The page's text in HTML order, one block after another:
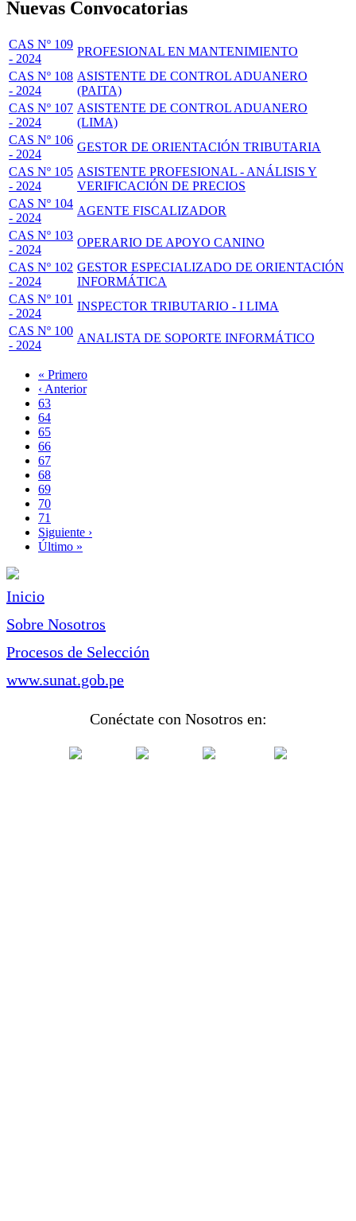
Nuevas Convocatorias
CAS Nº 109
- 2024
PROFESIONAL EN MANTENIMIENTO
CAS Nº 108
- 2024
ASISTENTE DE CONTROL ADUANERO
(PAITA)
CAS Nº 107
- 2024
ASISTENTE DE CONTROL ADUANERO
(LIMA)
CAS Nº 106
- 2024
GESTOR DE ORIENTACIÓN TRIBUTARIA
CAS Nº 105
- 2024
ASISTENTE PROFESIONAL - ANÁLISIS Y
VERIFICACIÓN DE PRECIOS
CAS Nº 104
- 2024
AGENTE FISCALIZADOR
CAS Nº 103
- 2024
OPERARIO DE APOYO CANINO
CAS Nº 102
- 2024
GESTOR ESPECIALIZADO DE ORIENTACIÓN
INFORMÁTICA
CAS Nº 101
- 2024
INSPECTOR TRIBUTARIO - I LIMA
CAS Nº 100
- 2024
ANALISTA DE SOPORTE INFORMÁTICO
Paginación
Primera
página
« Primero
Página
anterior
‹ Anterior
Page
63
Page
64
Page
65
Page
66
Página
actual
67
Page
68
Page
69
Page
70
Page
71
Siguiente
página
Siguiente ›
Última
Último »
Inicio
Sobre Nosotros
Procesos de Selección
www.sunat.gob.pe
Conéctate con Nosotros en: